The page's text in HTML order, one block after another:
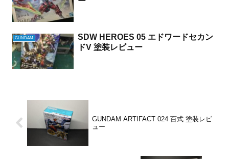
GUNDAM
SDW HEROES 05 エドワードセカン
ドV 塗装レビュー
GUNDAM ARTIFACT 024 百式 塗装レビ
ュー